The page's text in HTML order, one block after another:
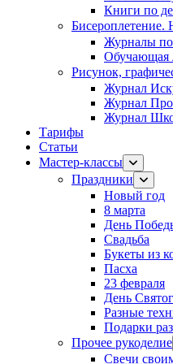
Книги по
Журналы
Обучающая
Рисунок,
Журнал
Журнал
Журнал
Тарифы
Статьи
Мастер-классы
Праздники
Новый год
8 марта
День
Свадьба
Букеты из
Пасха
23 февраля
День
Разные
Подарки
Прочее рукоделие
Свечи